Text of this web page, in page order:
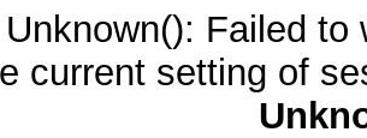
Failed
current setting of